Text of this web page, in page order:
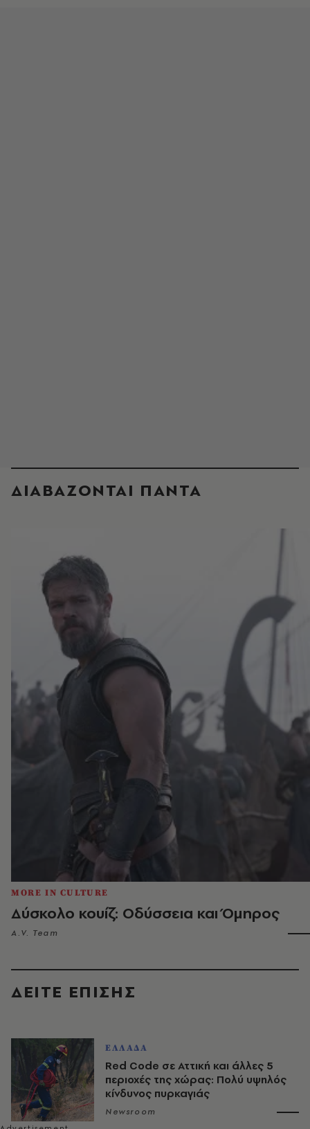
ΔΙΑΒΑΖΟΝΤΑΙ ΠΑΝΤΑ
MORE IN CULTURE
Δύσκολο κουίζ: Οδύσσεια και Όμηρος
A.V. Team
ΔΕΙΤΕ ΕΠΙΣΗΣ
ΕΛΛΑΔΑ
Red Code σε Αττική και άλλες 5
περιοχές της χώρας: Πολύ υψηλός
κίνδυνος πυρκαγιάς
Newsroom